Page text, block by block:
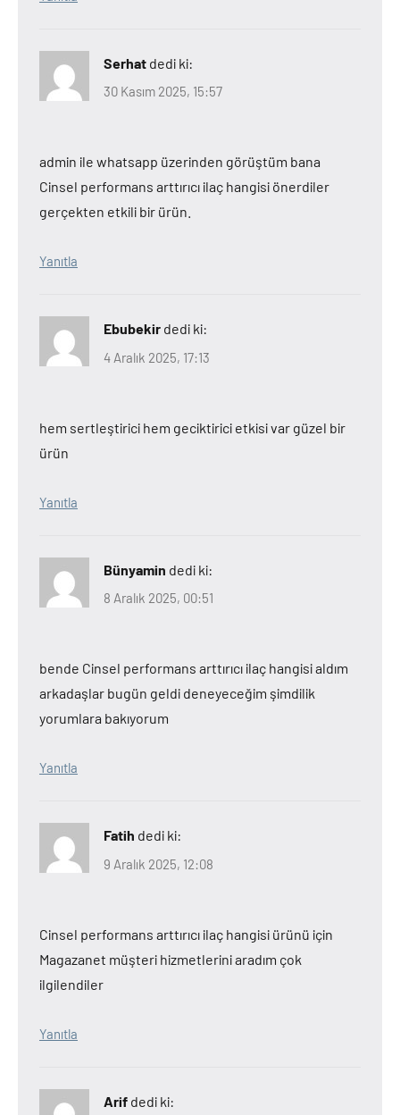
Serhat dedi ki:
30 Kasım 2025, 15:57
admin ile whatsapp üzerinden görüştüm bana
Cinsel performans arttırıcı ilaç hangisi önerdiler
gerçekten etkili bir ürün.
Yanıtla
Ebubekir dedi ki:
4 Aralık 2025, 17:13
hem sertleştirici hem geciktirici etkisi var güzel bir
ürün
Yanıtla
Bünyamin dedi ki:
8 Aralık 2025, 00:51
bende Cinsel performans arttırıcı ilaç hangisi aldım
arkadaşlar bugün geldi deneyeceğim şimdilik
yorumlara bakıyorum
Yanıtla
Fatih dedi ki:
9 Aralık 2025, 12:08
Cinsel performans arttırıcı ilaç hangisi ürünü için
Magazanet müşteri hizmetlerini aradım çok
ilgilendiler
Yanıtla
Arif dedi ki: